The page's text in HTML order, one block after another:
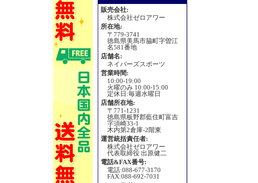
販売会社:
株式会社ゼロアワー
所在地:
〒779-3741
徳島県美馬市脇町字曽江
名581番地
店舗名:
ネイバーズスポーツ
営業時間:
10:00-19:00
火曜のみ 10:00-15:00
定休日:毎週水曜日
店舗所在地:
〒771-1231
徳島県板野郡藍住町富吉
字須崎33-1
木内第2倉庫-2階東
運営統括責任者:
株式会社ゼロアワー
代表取締役 出原健二
電話&FAX番号:
電話:088-677-3170
FAX:088-692-7031